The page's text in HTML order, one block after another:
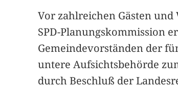
Vor zahlreichen Gästen und
SPD-Planungskommission
Gemeindevorständen der
untere Aufsichtsbehörde
durch Beschluß der